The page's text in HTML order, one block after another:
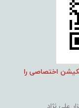
اختصاصی را